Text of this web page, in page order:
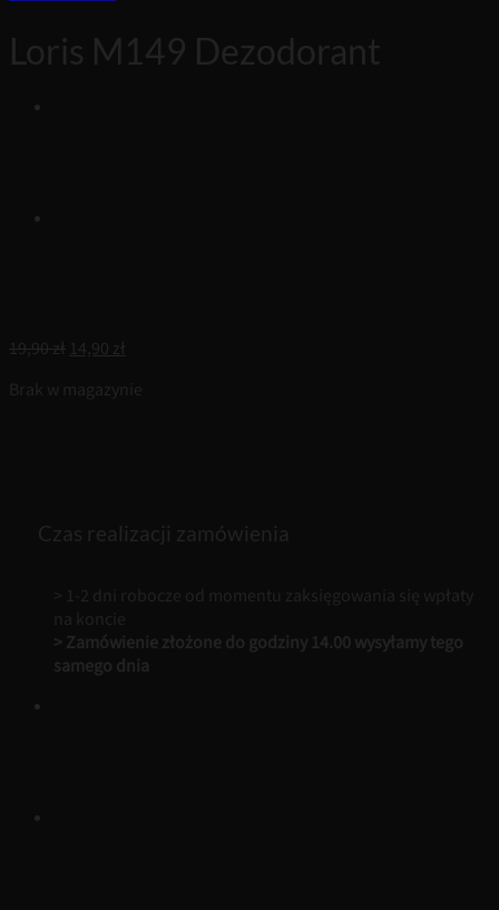
Loris M149 Dezodorant
19,90zł Pierwotna
wynosiła:
14,90 zł
wynosi:
Brak w magazynie
Czas realizacji zamówienia
> 1-2 dni robocze od momentu zaksięgowania się wpłaty
na koncie
> Zamówienie złożone do godziny 14.00 wysyłamy tego
samego dnia